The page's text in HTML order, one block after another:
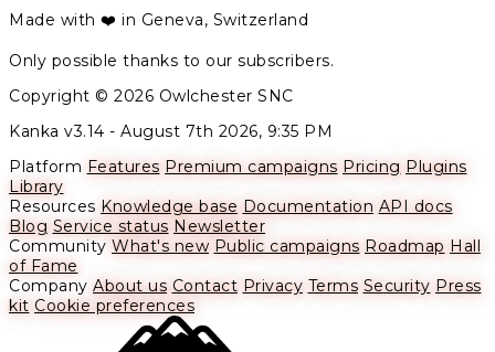
Made with ❤️ in Geneva, Switzerland
Only possible thanks to our subscribers.
Copyright © 2026 Owlchester SNC
Kanka v3.14 - August 7th 2026, 9:35 PM
Platform Features Premium campaigns Pricing Plugins
Library
Resources Knowledge base Documentation API docs
Blog Service status Newsletter
Community What's new Public campaigns Roadmap Hall
of Fame
Company About us Contact Privacy Terms Security Press
kit Cookie preferences